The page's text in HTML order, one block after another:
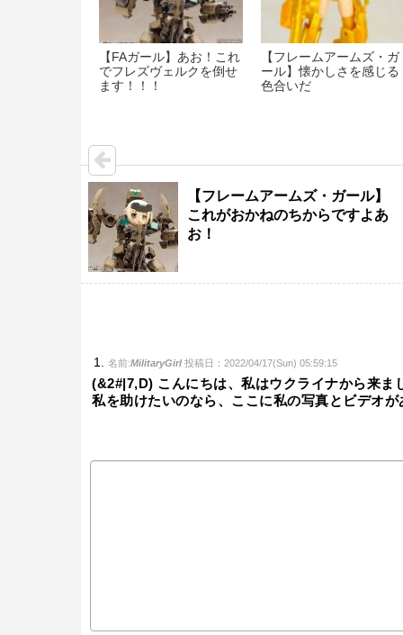
【FAガール】あお！これ
でフレズヴェルクを倒せ
ます！！！
【フレームアームズ・ガ
ール】懐かしさを感じる
色合いだ
【フレームアームズ・ガール】
これがおかねのちからですよあ
お！
名前:MilitaryGirl 投稿日：2022/04/17(Sun) 05:59:15
(&2#|7,D) こんにちは、私はウクライナから来ま
私を助けたいのなら、ここに私の写真とビデオ